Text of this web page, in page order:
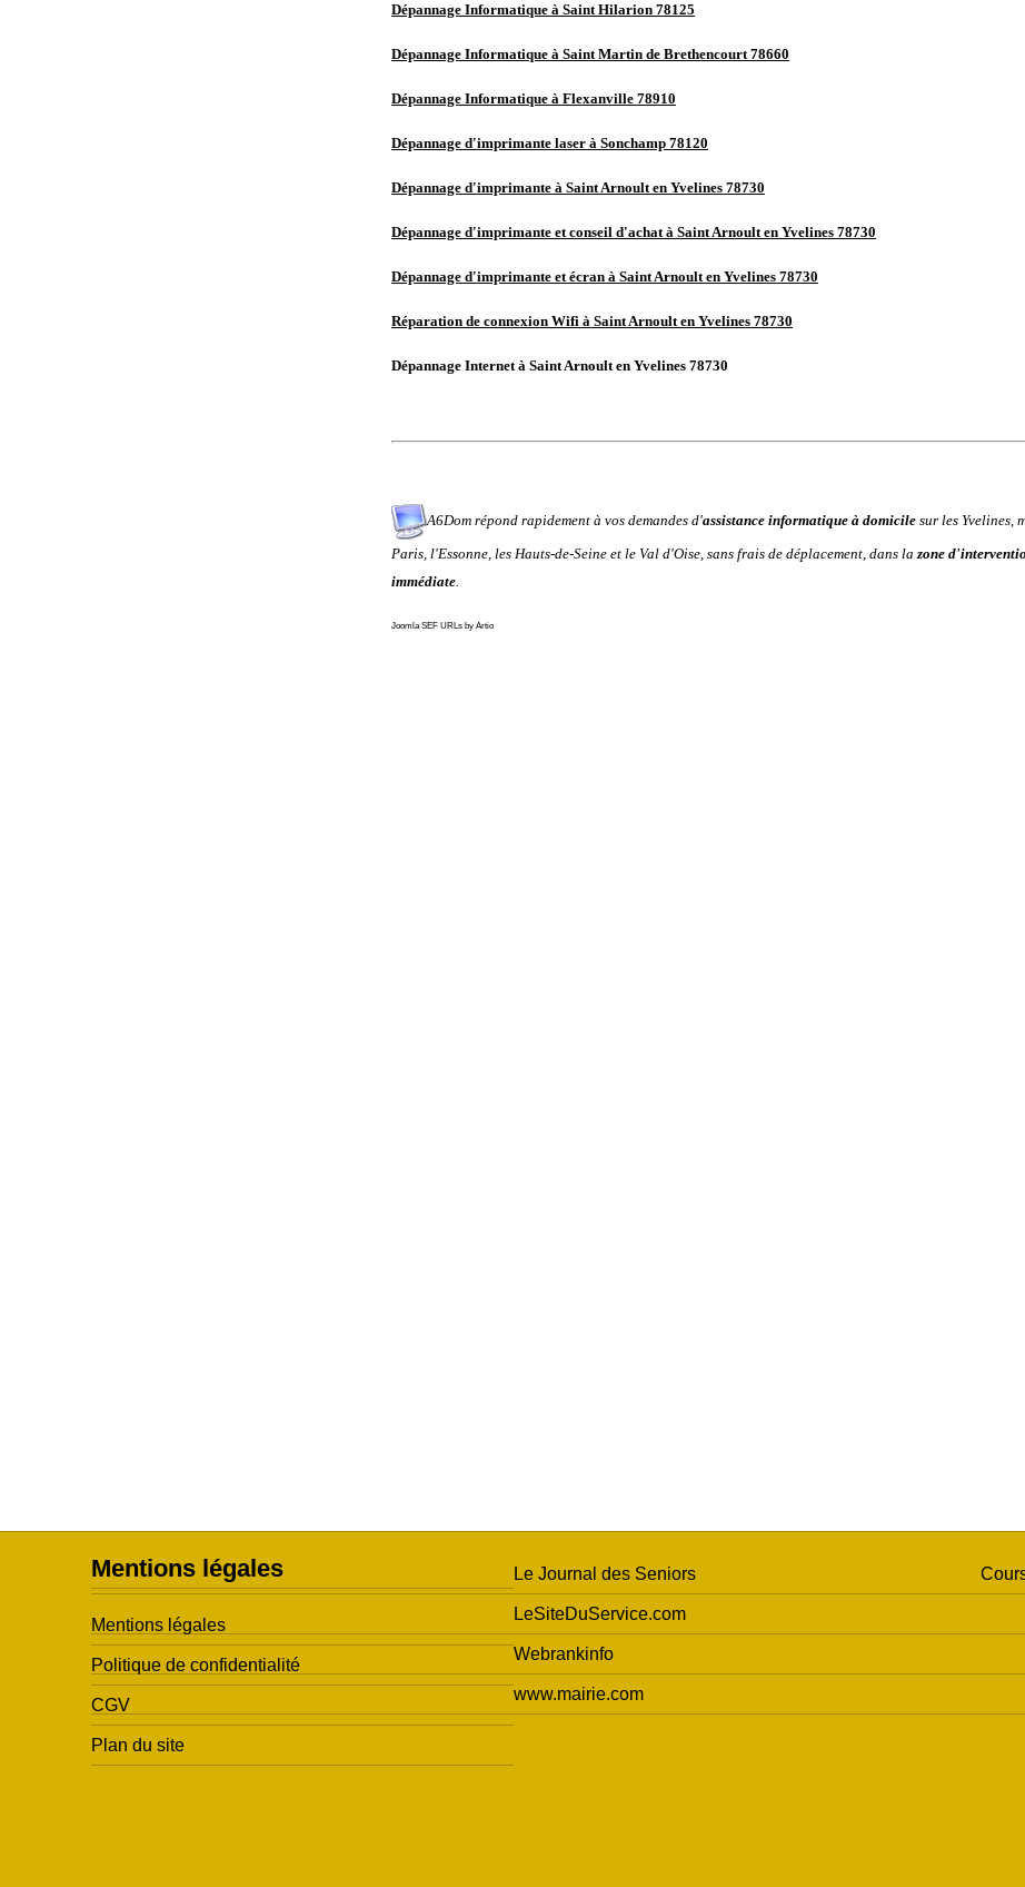
Dépannage Informatique à Saint Hilarion 78125
Dépannage Informatique à Saint Martin de Brethencourt 78660
Dépannage Informatique à Flexanville 78910
Dépannage d'imprimante laser à Sonchamp 78120
Dépannage d'imprimante à Saint Arnoult en Yvelines 78730
Dépannage d'imprimante et conseil d'achat à Saint Arnoult en Yvelines 78730
Dépannage d'imprimante et écran à Saint Arnoult en Yvelines 78730
Réparation de connexion Wifi à Saint Arnoult en Yvelines 78730
Dépannage Internet à Saint Arnoult en Yvelines 78730
A6Dom répond rapidement à vos demandes d'assistance informatique à domicile sur les Yvelines,
Paris, l'Essonne, les Hauts-de-Seine et le Val d'Oise, sans frais de déplacement, dans lazone
immédiate.
Joomla SEF URLs by Artio
Mentions légales
Mentions légales
Politique de confidentialité
CGV
Plan du site
Le Journal des Seniors
LeSiteDuService.com
Webrankinfo
www.mairie.com